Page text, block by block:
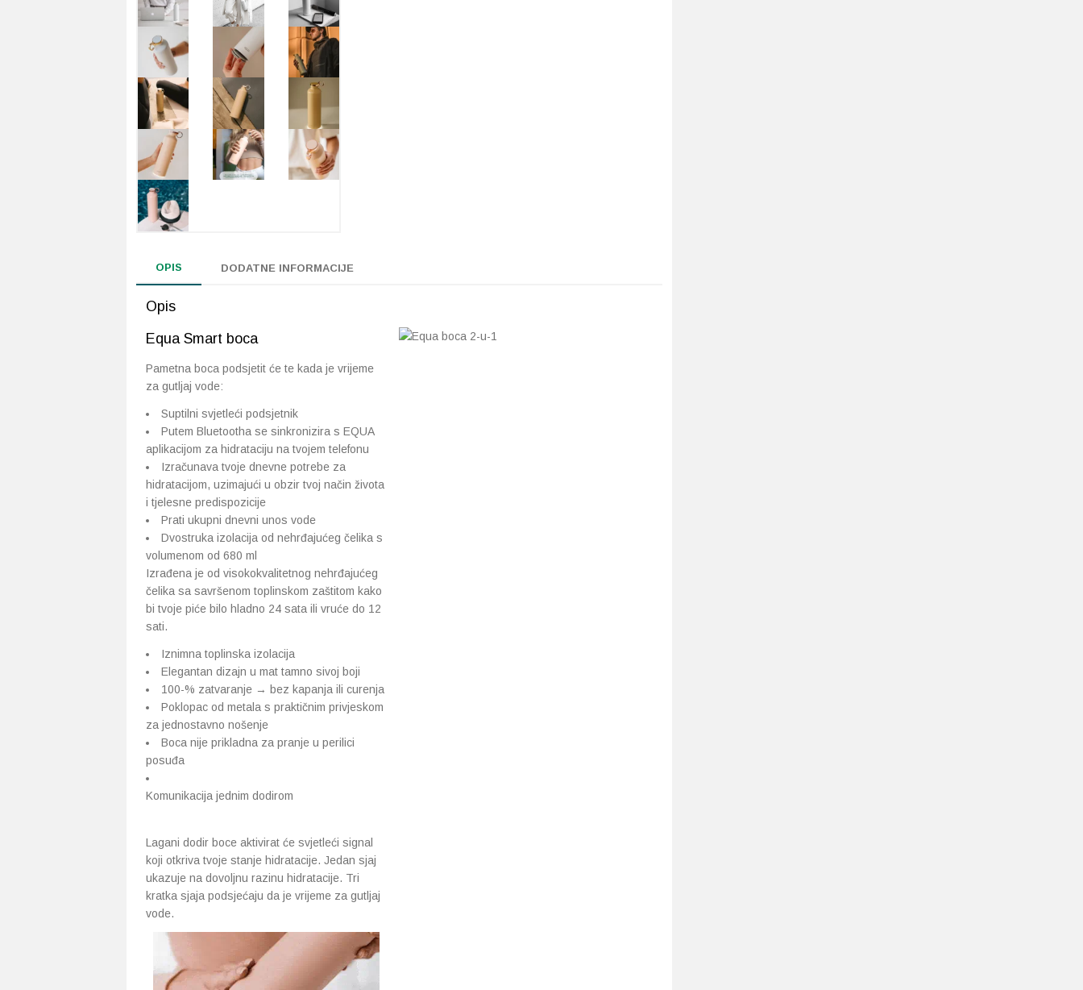
OPIS DODATNE INFORMACIJE
Opis
Equa Smart boca
Pametna boca podsjetit će te kada je vrijeme
za gutljaj vode:
Suptilni svjetleći podsjetnik
Putem Bluetootha se sinkronizira s EQUA
aplikacijom za hidrataciju na tvojem telefonu
Izračunava tvoje dnevne potrebe za
hidratacijom, uzimajući u obzir tvoj način života
i tjelesne predispozicije
Prati ukupni dnevni unos vode
Dvostruka izolacija od nehrđajućeg čelika s
volumenom od 680 ml
Izrađena je od visokokvalitetnog nehrđajućeg
čelika sa savršenom toplinskom zaštitom kako
bi tvoje piće bilo hladno 24 sata ili vruće do 12
sati.
Iznimna toplinska izolacija
Elegantan dizajn u mat tamno sivoj boji
100-% zatvaranje → bez kapanja ili curenja
Poklopac od metala s praktičnim privjeskom
za jednostavno nošenje
Boca nije prikladna za pranje u perilici
posuđa
Komunikacija jednim dodirom
Lagani dodir boce aktivirat će svjetleći signal
koji otkriva tvoje stanje hidratacije. Jedan sjaj
ukazuje na dovoljnu razinu hidratacije. Tri
kratka sjaja podsjećaju da je vrijeme za gutljaj
vode.